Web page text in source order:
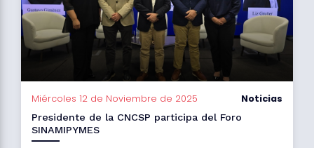
Miércoles 12 de Noviembre de 2025 Noticias
Presidente de la CNCSP participa del Foro
SINAMIPYMES